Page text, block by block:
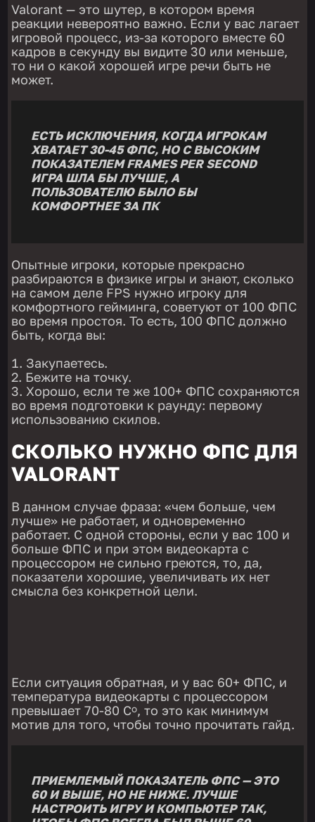
Valorant — это шутер, в котором время
реакции невероятно важно. Если у вас лагает
игровой процесс, из-за которого вместе 60
кадров в секунду вы видите 30 или меньше,
то ни о какой хорошей игре речи быть не
может.
ЕСТЬ ИСКЛЮЧЕНИЯ, КОГДА ИГРОКАМ
ХВАТАЕТ 30-45 ФПС, НО С ВЫСОКИМ
ПОКАЗАТЕЛЕМ FRAMES PER SECOND
ИГРА ШЛА БЫ ЛУЧШЕ, А
ПОЛЬЗОВАТЕЛЮ БЫЛО БЫ
КОМФОРТНЕЕ ЗА ПК
Опытные игроки, которые прекрасно
разбираются в физике игры и знают, сколько
на самом деле FPS нужно игроку для
комфортного гейминга, советуют от 100 ФПС
во время простоя. То есть, 100 ФПС должно
быть, когда вы:
Закупаетесь.
Бежите на точку.
Хорошо, если те же 100+ ФПС сохраняются
во время подготовки к раунду: первому
использованию скилов.
СКОЛЬКО НУЖНО ФПС ДЛЯ
VALORANT
В данном случае фраза: «чем больше, чем
лучше» не работает, и одновременно
работает. С одной стороны, если у вас 100 и
больше ФПС и при этом видеокарта с
процессором не сильно греются, то, да,
показатели хорошие, увеличивать их нет
смысла без конкретной цели.
Если ситуация обратная, и у вас 60+ ФПС, и
температура видеокарты с процессором
превышает 70-80 Со, то это как минимум
мотив для того, чтобы точно прочитать гайд.
ПРИЕМЛЕМЫЙ ПОКАЗАТЕЛЬ ФПС — ЭТО
60 И ВЫШЕ, НО НЕ НИЖЕ. ЛУЧШЕ
НАСТРОИТЬ ИГРУ И КОМПЬЮТЕР ТАК,